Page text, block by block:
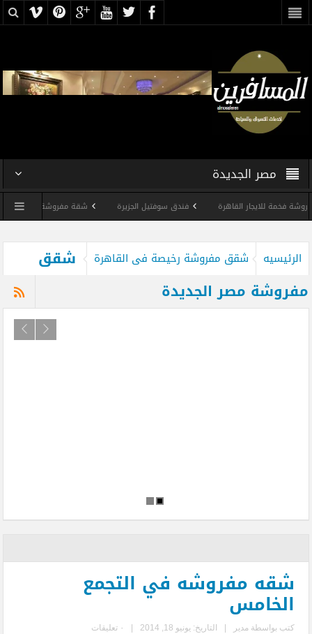
مصر الجديدة
للايجار القاهرة فندق سوفتيل الجزيرة شقة مفروشة على النيل
الرئيسيه شقق مفروشة رخيصة فى القاهرة
شقق
مفروشة مصر الجديدة
شقه مفروشه في التجمع
الخامس
كتب بواسطةمدير التاريخ: يونيو 18, 2014 ٠ تعليقات